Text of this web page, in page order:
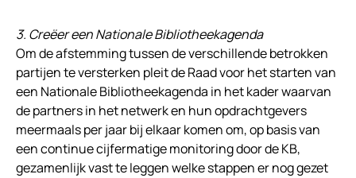
3. Creëer een Nationale Bibliotheekagenda
Om de afstemming tussen de verschillende betrokken
partijen te versterken pleit de Raad voor het starten van
een Nationale Bibliotheekagenda in het kader waarvan
de partners in het netwerk en hun opdrachtgevers
meermaals per jaar bij elkaar komen om, op basis van
een continue cijfermatige monitoring door de KB,
gezamenlijk vast te leggen welke stappen er nog gezet